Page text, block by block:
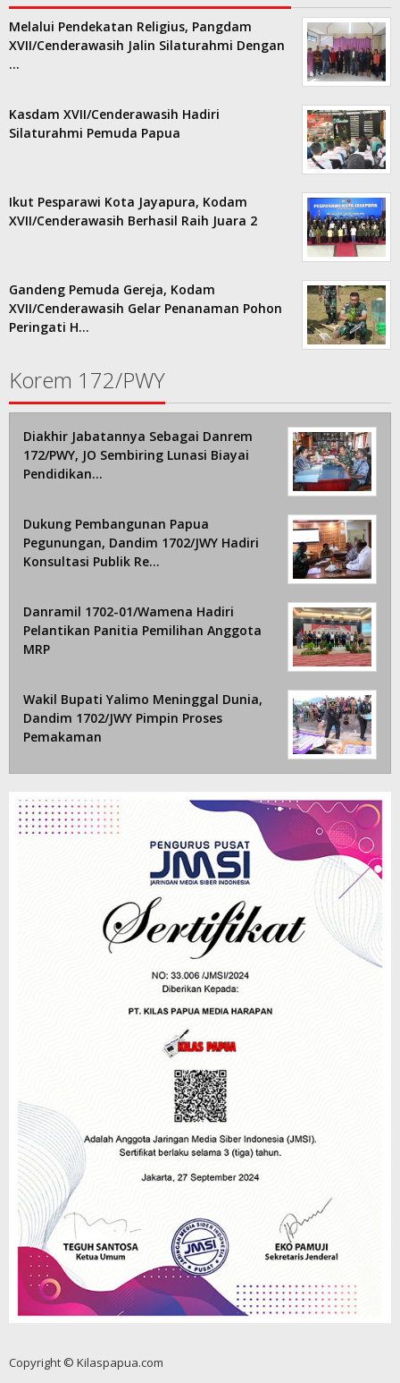
Melalui Pendekatan Religius, Pangdam
XVII/Cenderawasih Jalin Silaturahmi Dengan
…
Kasdam XVII/Cenderawasih Hadiri
Silaturahmi Pemuda Papua
Ikut Pesparawi Kota Jayapura, Kodam
XVII/Cenderawasih Berhasil Raih Juara 2
Gandeng Pemuda Gereja, Kodam
XVII/Cenderawasih Gelar Penanaman Pohon
Peringati H…
Korem 172/PWY
Diakhir Jabatannya Sebagai Danrem
172/PWY, JO Sembiring Lunasi Biayai
Pendidikan…
Dukung Pembangunan Papua
Pegunungan, Dandim 1702/JWY Hadiri
Konsultasi Publik Re…
Danramil 1702-01/Wamena Hadiri
Pelantikan Panitia Pemilihan Anggota
MRP
Wakil Bupati Yalimo Meninggal Dunia,
Dandim 1702/JWY Pimpin Proses
Pemakaman
Copyright © Kilaspapua.com